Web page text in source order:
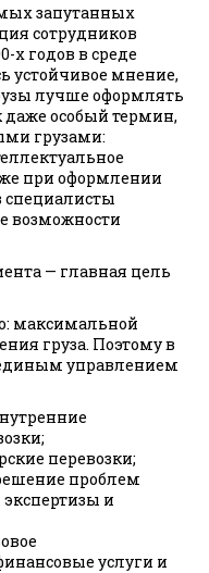
запутанных
сотрудников
х годов в среде
устойчивое мнение,
лучше оформлять
особый термин,
грузами:
при оформлении
специалисты
возможности
— главная цель
максимальной
груза. Поэтому в
управлением
перевозки;
проблем
и
услуги и